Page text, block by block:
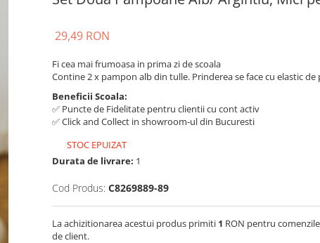
29,49 RON
Fi cea mai frumoasa in prima zi de scoala
Contine 2 x pampon alb din tulle. Prinderea se face cu elastic de
Beneficii Scoala:
✅ Puncte de Fidelitate pentru clientii cu cont activ
✅ Click and Collect in showroom-ul din Bucuresti
STOC EPUIZAT
Durata de livrare: 1
Cod Produs: C8269889-89
La achizitionarea acestui produs primiti 1 RON pentru
de client.